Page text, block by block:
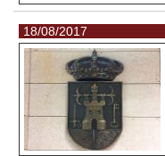
18/08/2017